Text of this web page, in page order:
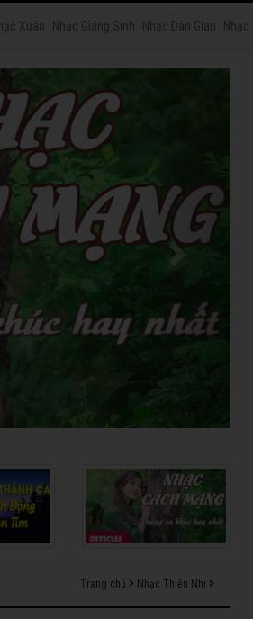
Xuân Nhạc Giáng Sinh Nhạc Dân Gian Nhạc
Trang chủ Nhạc Thiếu Nhi